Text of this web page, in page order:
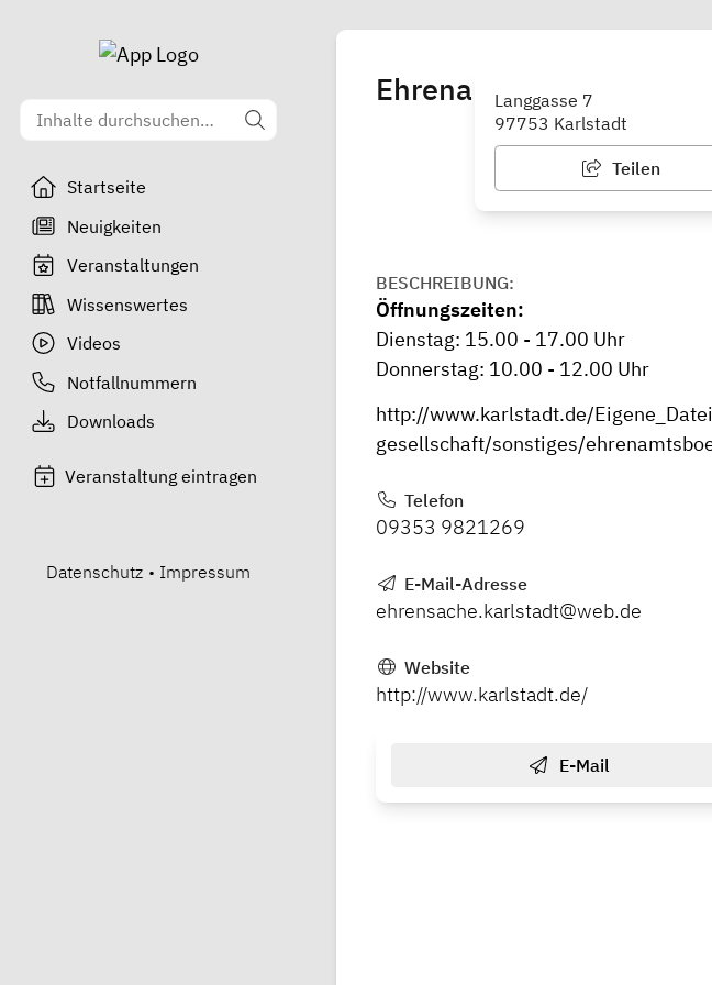
Startseite
Neuigkeiten
Veranstaltungen
Wissenswertes
Videos
Notfallnummern
Downloads
Veranstaltung eintragen
Datenschutz • Impressum
Ehrenamtsbörse
Langgasse 7
97753 Karlstadt
Teilen
BESCHREIBUNG:
Öffnungszeiten:
Dienstag: 15.00 - 17.00 Uhr
Donnerstag: 10.00 - 12.00 Uhr
http://www.karlstadt.de/
gesellschaft/sonstiges/
Telefon
09353 9821269
E-Mail-Adresse
ehrensache.karlstadt@web.de
Website
http://www.karlstadt.de/
E-Mail